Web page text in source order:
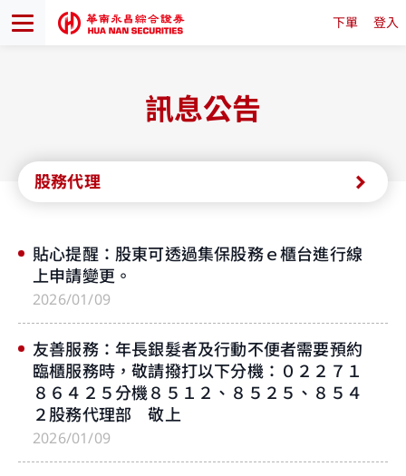
下單 登入
訊息公告
股務代理
貼心提醒：股東可透過集保股務ｅ櫃台進行線
上申請變更。
2026/01/09
友善服務：年長銀髮者及行動不便者需要預約
臨櫃服務時，敬請撥打以下分機：０２２７１
８６４２５分機８５１２、８５２５、８５４
２股務代理部 敬上
2026/01/09